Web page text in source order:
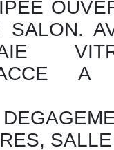
SALON.
ACCE A